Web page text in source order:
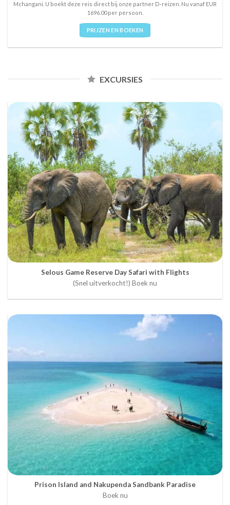
Mchangani. U boekt deze reis direct bij onze partner D-reizen. Nu vanaf EUR
1696.00 per persoon.
PRIJZEN EN BOEKEN
EXCURSIES
Selous Game Reserve Day Safari with Flights
(Snel uitverkocht!) Boek nu
Prison Island and Nakupenda Sandbank Paradise
Boek nu